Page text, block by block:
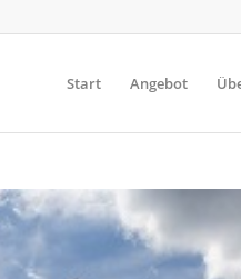
Start Angebot